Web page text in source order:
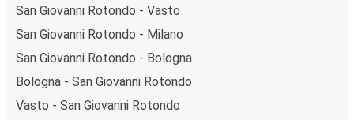
San Giovanni Rotondo - Vasto
San Giovanni Rotondo - Milano
San Giovanni Rotondo - Bologna
Bologna - San Giovanni Rotondo
Vasto - San Giovanni Rotondo